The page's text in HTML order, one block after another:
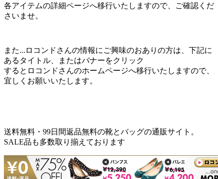
各アイテムの詳細ページへ移行いたしますので、ご確認くだ
さいませ。
また...ロコンドさんの情報にご興味のおありの方は、下記に
あるタイトル、またはバナーをクリック
するとロコンドさんのホームページへ移行いたしますので、
宜しくお願いいたします。
送料無料・99日間返品無料の靴とバッグの通販サイト。
SALE品も多数取り揃えております